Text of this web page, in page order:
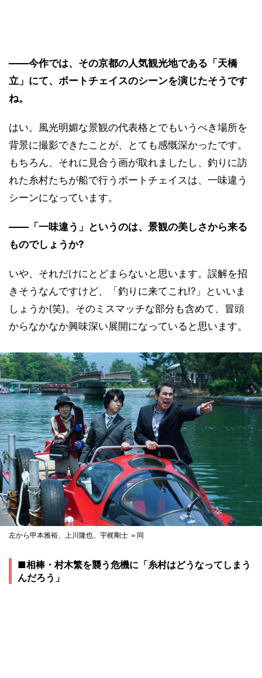
――今作では、その京都の人気観光地である「天橋
立」にて、ボートチェイスのシーンを演じたそうです
ね。
はい。風光明媚な景観の代表格とでもいうべき場所を
背景に撮影できたことが、とても感慨深かったです。
もちろん、それに見合う画が取れましたし、釣りに訪
れた糸村たちが船で行うボートチェイスは、一味違う
シーンになっています。
――「一味違う」というのは、景観の美しさから来る
ものでしょうか?
いや、それだけにとどまらないと思います。誤解を招
きそうなんですけど、「釣りに来てこれ!?」といいま
しょうか(笑)。そのミスマッチな部分も含めて、冒頭
からなかなか興味深い展開になっていると思います。
左から甲本雅裕、上川隆也、宇梶剛士 ＝同
■相棒・村木繁を襲う危機に「糸村はどうなってしまう
んだろう」